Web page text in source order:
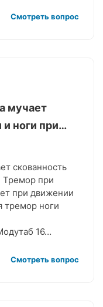
Смотреть вопрос
мучает
и ноги при…
скованность
Тремор при
при движении
тремор ноги
16…
Смотреть вопрос